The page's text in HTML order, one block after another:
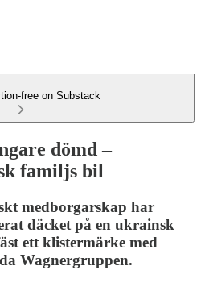
free on Substack
dömd –
familjs bil
medborgarskap har
däcket på en ukrainsk
ett klistermärke med
Wagnergruppen.